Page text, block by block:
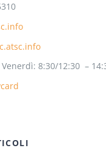
8:30/12:30 –